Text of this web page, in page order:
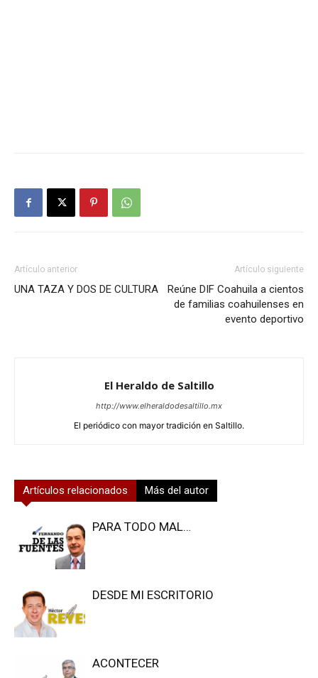
Artículo anterior
UNA TAZA Y DOS DE CULTURA
Artículo siguiente
Reúne DIF Coahuila a cientos
de familias coahuilenses en
evento deportivo
El Heraldo de Saltillo
http://www.elheraldodesaltillo.mx
El periódico con mayor tradición en Saltillo.
Artículos relacionados Más del autor
PARA TODO MAL…
DESDE MI ESCRITORIO
ACONTECER